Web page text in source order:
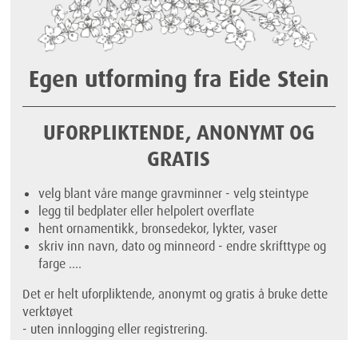
Egen utforming fra Eide Stein
UFORPLIKTENDE, ANONYMT OG
GRATIS
velg blant våre mange gravminner - velg steintype
legg til bedplater eller helpolert overflate
hent ornamentikk, bronsedekor, lykter, vaser
skriv inn navn, dato og minneord - endre skrifttype og
farge ....
Det er helt uforpliktende, anonymt og gratis å bruke dette
verktøyet
- uten innlogging eller registrering.